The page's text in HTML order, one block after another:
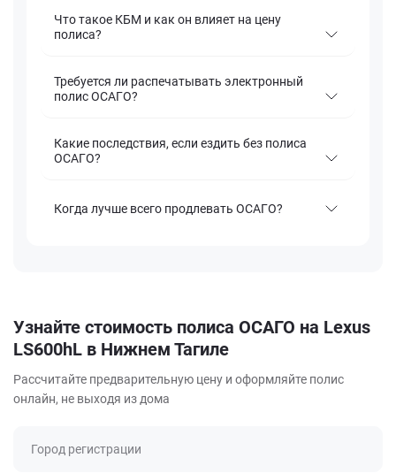
Что такое КБМ и как он влияет на цену
полиса?
Требуется ли распечатывать электронный
полис ОСАГО?
Какие последствия, если ездить без полиса
ОСАГО?
Когда лучше всего продлевать ОСАГО?
Узнайте стоимость полиса ОСАГО на Lexus
LS600hL в Нижнем Тагиле
Рассчитайте предварительную цену и оформляйте полис
онлайн, не выходя из дома
Город регистрации